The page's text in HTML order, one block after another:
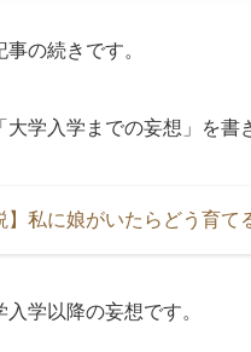
の続きです。
学入学までの妄想」を書
】私に娘がいたらどう育て
学以降の妄想です。